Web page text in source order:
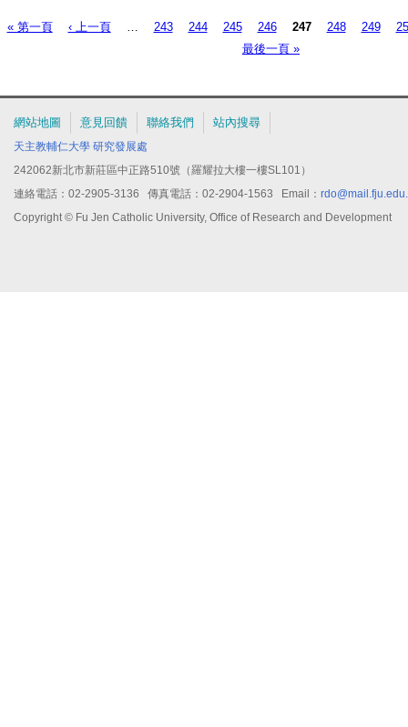
(星期二)下午4時前，將機構公函送達本院學術發展處。
頁面
« 第一頁 ‹ 上一頁 243 244 245 246 247 248 249
最後一頁 »
網站地圖 意見回饋 聯絡我們 站內搜尋
天主教輔仁大學 研究發展處
242062新北市新莊區中正路510號（羅耀拉大樓一樓SL101）
連絡電話：02-2905-3136 傳真電話：02-2904-1563 Email：
Copyright © Fu Jen Catholic University, Office of Research and Development